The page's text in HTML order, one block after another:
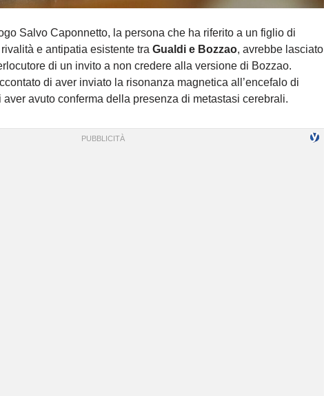
Salvo Caponnetto, la persona che ha riferito a un figlio di
e antipatia esistente tra Gualdi e Bozzao, avrebbe lasciato
di un invito a non credere alla versione di Bozzao.
di aver inviato la risonanza magnetica all’encefalo di
aver avuto conferma della presenza di metastasi cerebrali.